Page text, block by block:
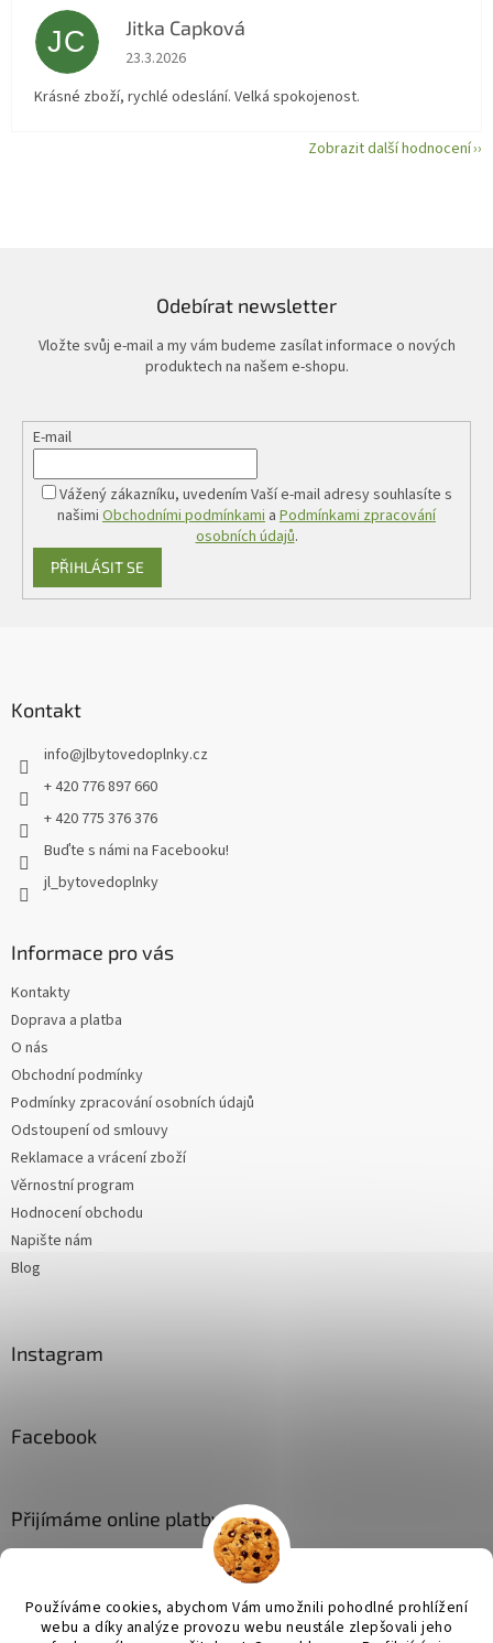
Používáme cookies, abychom Vám umožnili pohodlné prohlížení
webu a díky analýze provozu webu neustále zlepšovali jeho
JC Jitka Capková
Hodnocení obchodu je 5 z 5 hvězdiček.
23.3.2026
Krásné zboží, rychlé odeslání. Velká spokojenost.
Zobrazit další hodnocení
Odebírat newsletter
Vložte svůj e-mail a my vám budeme zasílat informace o nových
produktech na našem e-shopu.
E-mail
Vážený zákazníku, uvedením Vaší e-mail adresy souhlasíte s
našimi Obchodními podmínkami a Podmínkami zpracování
osobních údajů.
PŘIHLÁSIT SE
Kontakt
info@jlbytovedoplnky.cz
+ 420 776 897 660
+ 420 775 376 376
Buďte s námi na Facebooku!
jl_bytovedoplnky
Informace pro vás
Kontakty
Doprava a platba
O nás
Obchodní podmínky
Podmínky zpracování osobních údajů
Odstoupení od smlouvy
Reklamace a vrácení zboží
Věrnostní program
Hodnocení obchodu
Napište nám
Blog
Instagram
Facebook
Přijímáme online platby